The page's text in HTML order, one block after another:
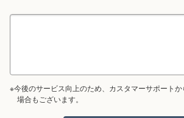
※今後のサービス向上のため、カスタマーサポートか
場合もございます。